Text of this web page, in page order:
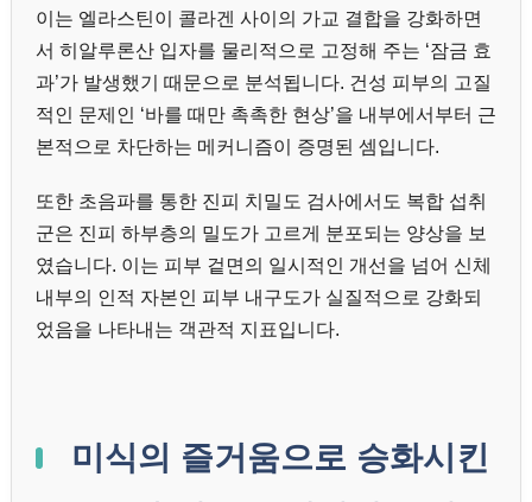
이는 엘라스틴이 콜라겐 사이의 가교 결합을 강화하면
서 히알루론산 입자를 물리적으로 고정해 주는 ‘잠금 효
과’가 발생했기 때문으로 분석됩니다. 건성 피부의 고질
적인 문제인 ‘바를 때만 촉촉한 현상’을 내부에서부터 근
본적으로 차단하는 메커니즘이 증명된 셈입니다.
또한 초음파를 통한 진피 치밀도 검사에서도 복합 섭취
군은 진피 하부층의 밀도가 고르게 분포되는 양상을 보
였습니다. 이는 피부 겉면의 일시적인 개선을 넘어 신체
내부의 인적 자본인 피부 내구도가 실질적으로 강화되
었음을 나타내는 객관적 지표입니다.
미식의 즐거움으로 승화시킨